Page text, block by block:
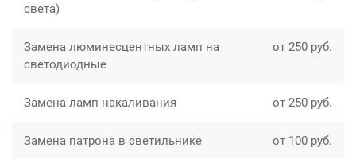
света)
Замена люминесцентных ламп на
светодиодные
от 250 руб.
Замена ламп накаливания от 250 руб.
Замена патрона в светильнике от 100 руб.